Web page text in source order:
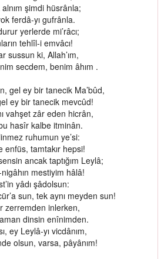
şimdi hüsrânla;
ferdâ-yı gufrânla.
yerlerde mi’râcı;
tehlîl-i emvâcı!
sussun ki, Allah’ım,
secdem, benim âhım .
gel ey bir tanecik Ma’bûd,
ey bir tanecik mevcûd!
vahşet zâr eden hicrân,
hasîr kalbe itminân.
ruhumun ye’si:
enfüs, tamtakır hepsi!
ancak taptığım Leylâ;
mestiyim hâlâ!
yâdı şâdolsun:
sun, tek aynı meyden sun!
zerremden inlerken,
dinsin enînimden.
ey Leylâ-yı vicdânım,
olsun, varsa, pâyânım!